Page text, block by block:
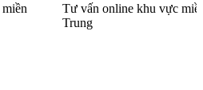
miền
Tư vấn online khu vực
Trung